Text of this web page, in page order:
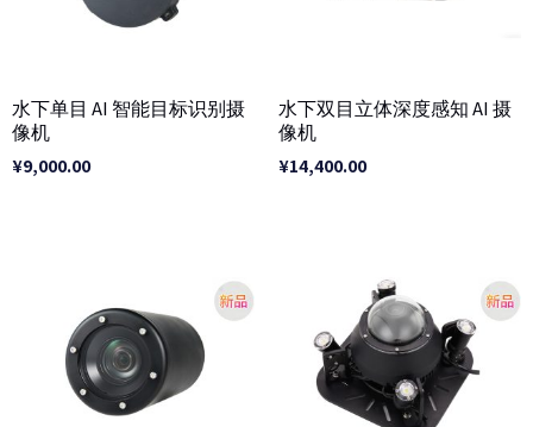
水下单目 AI 智能目标识别摄
像机
¥9,000.00
水下双目立体深度感知 AI 摄
像机
¥14,400.00
围：
至